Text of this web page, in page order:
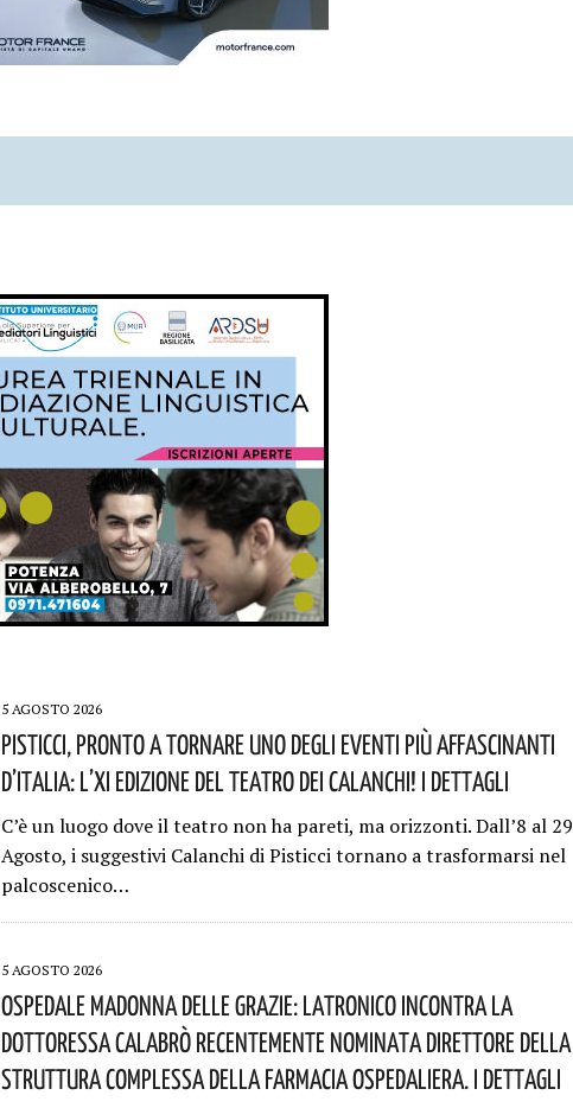
5 AGOSTO 2026
Pisticci, Pronto A Tornare Uno Degli Eventi Più Affascinanti
D’Italia: L’XI Edizione Del Teatro Dei Calanchi! I Dettagli
C’è un luogo dove il teatro non ha pareti, ma orizzonti. Dall’8 al 29
Agosto, i suggestivi Calanchi di Pisticci tornano a trasformarsi nel
palcoscenico…
5 AGOSTO 2026
Ospedale Madonna Delle Grazie: Latronico Incontra La
Dottoressa Calabrò Recentemente Nominata Direttore Della
Struttura Complessa Della Farmacia Ospedaliera. I Dettagli